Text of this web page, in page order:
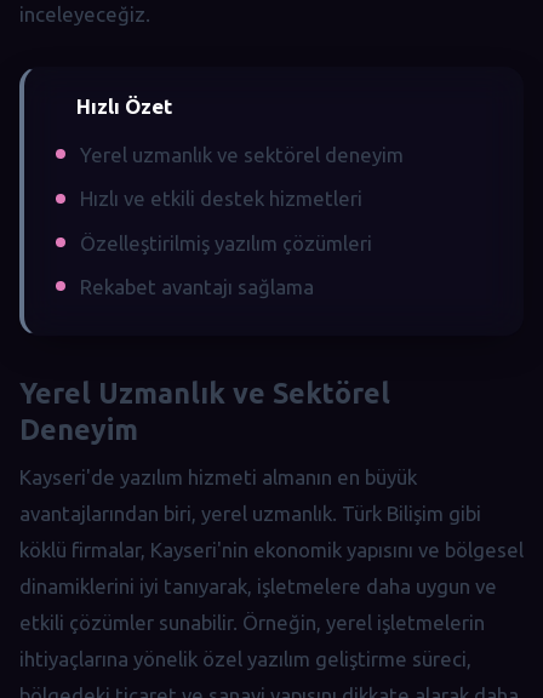
inceleyeceğiz.
Hızlı Özet
Yerel uzmanlık ve sektörel deneyim
Hızlı ve etkili destek hizmetleri
Özelleştirilmiş yazılım çözümleri
Rekabet avantajı sağlama
Yerel Uzmanlık ve Sektörel
Deneyim
Kayseri'de yazılım hizmeti almanın en büyük
avantajlarından biri, yerel uzmanlık. Türk Bilişim gibi
köklü firmalar, Kayseri'nin ekonomik yapısını ve bölgesel
dinamiklerini iyi tanıyarak, işletmelere daha uygun ve
etkili çözümler sunabilir. Örneğin, yerel işletmelerin
ihtiyaçlarına yönelik özel yazılım geliştirme süreci,